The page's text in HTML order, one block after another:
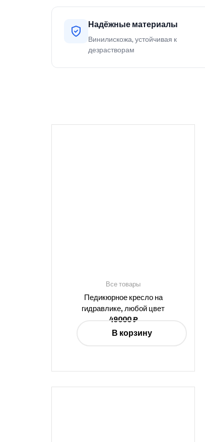
Надёжные материалы
Винилискожа, устойчивая к
дезрастворам
Все товары
Педикюрное кресло на
гидравлике, любой цвет
49000₽
В корзину